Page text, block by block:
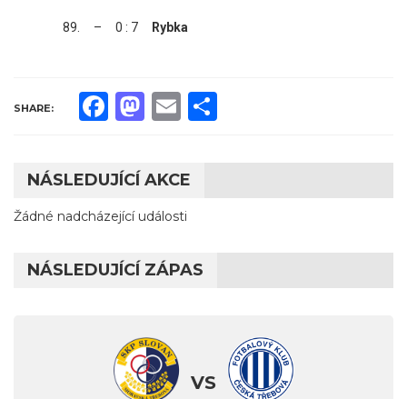
89. – 0 : 7 Rybka
SHARE: Facebook
Mastodon
Email
NÁSLEDUJÍCÍ AKCE
Žádné nadcházející události
NÁSLEDUJÍCÍ ZÁPAS
VS